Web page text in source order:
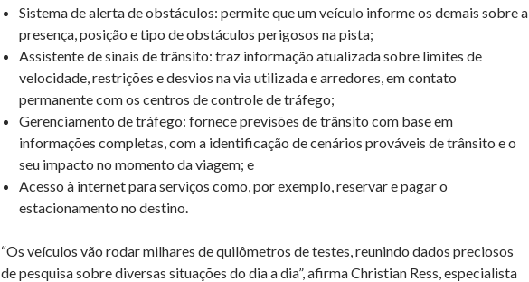
Sistema de alerta de obstáculos: permite que um veículo informe os demais sobre a
presença, posição e tipo de obstáculos perigosos na pista;
Assistente de sinais de trânsito: traz informação atualizada sobre limites de
velocidade, restrições e desvios na via utilizada e arredores, em contato
permanente com os centros de controle de tráfego;
Gerenciamento de tráfego: fornece previsões de trânsito com base em
informações completas, com a identificação de cenários prováveis de trânsito e o
seu impacto no momento da viagem; e
Acesso à internet para serviços como, por exemplo, reservar e pagar o
estacionamento no destino.
“Os veículos vão rodar milhares de quilômetros de testes, reunindo dados preciosos
de pesquisa sobre diversas situações do dia a dia”, afirma Christian Ress, especialista